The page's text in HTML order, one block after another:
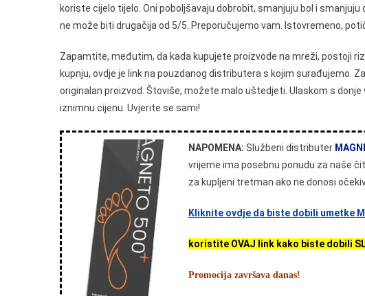
koriste cijelo tijelo. Oni poboljšavaju dobrobit, smanjuju bol i
ne može biti drugačija od 5/5. Preporučujemo vam. Istovremeno,
Zapamtite, međutim, da kada kupujete proizvode na mreži, postoji
kupnju, ovdje je link na pouzdanog distributera s kojim surađujemo.
originalan proizvod. Štoviše, možete malo uštedjeti. Ulaskom s
iznimnu cijenu. Uvjerite se sami!
NAPOMENA: Službeni distributer
vrijeme ima posebnu ponudu za naše
za kupljeni tretman ako ne donosi
Kliknite ovdje da biste dobili umetke
koristite OVAJ link kako biste dobili
Promocija završava danas!